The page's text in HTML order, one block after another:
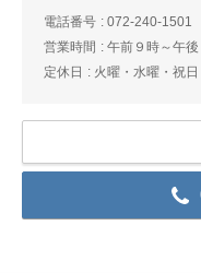
電話番号
072-240-1501
営業時間
午前９時～午
定休日
火曜・水曜・祝日